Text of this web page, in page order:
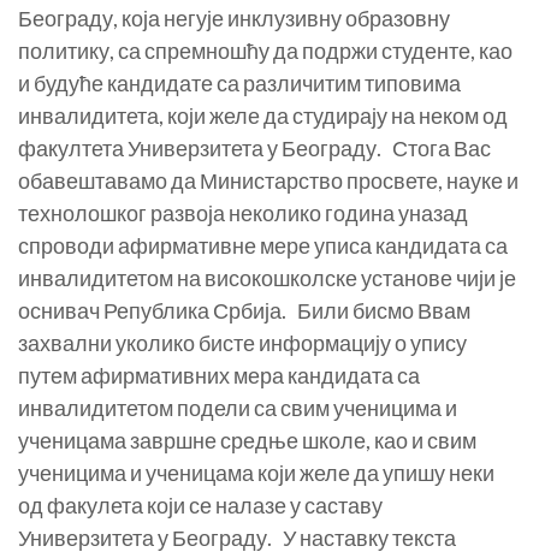
Београду, која негује инклузивну образовну
политику, са спремношћу да подржи студенте, као
и будуће кандидате са различитим типовима
инвалидитета, који желе да студирају на неком од
факултета Универзитета у Београду. Стога Вас
обавештавамо да Министарство просвете, науке и
технолошког развоја неколико година уназад
спроводи афирмативне мере уписа кандидата са
инвалидитетом на високошколске установе чији је
оснивач Република Србија. Били бисмо Ввам
захвални уколико бисте информацију о упису
путем афирмативних мера кандидата са
инвалидитетом подели са свим ученицима и
ученицама завршне средње школе, као и свим
ученицима и ученицама који желе да упишу неки
од факулета који се налазе у саставу
Универзитета у Београду. У наставку текста